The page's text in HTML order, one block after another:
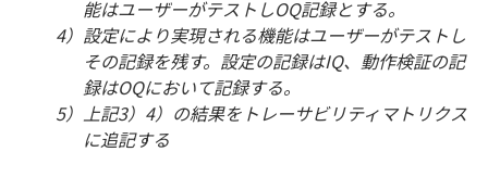
能はユーザーがテストしOQ記録とする。
4）設定により実現される機能はユーザーがテストし
その記録を残す。設定の記録はIQ、動作検証の記
録はOQにおいて記録する。
5）上記3）4）の結果をトレーサビリティマトリクス
に追記する